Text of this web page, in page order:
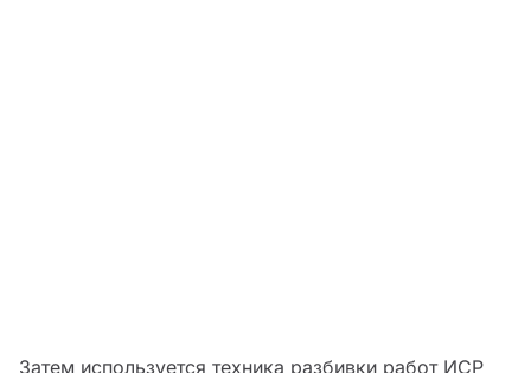
Затем используется техника разбивки работ ИСР